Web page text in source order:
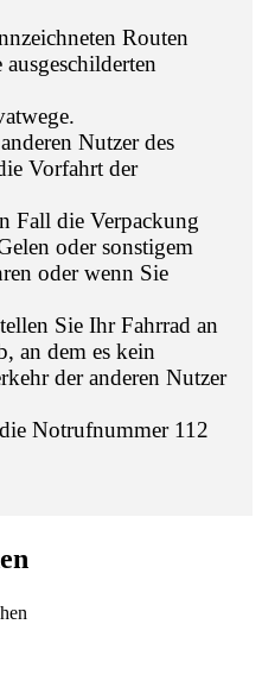
Routen
Nutzer des
Vorfahrt der
Fall die Verpackung
oder sonstigem
oder wenn Sie
Sie Ihr Fahrrad an
an dem es kein
der anderen Nutzer
Notrufnummer 112